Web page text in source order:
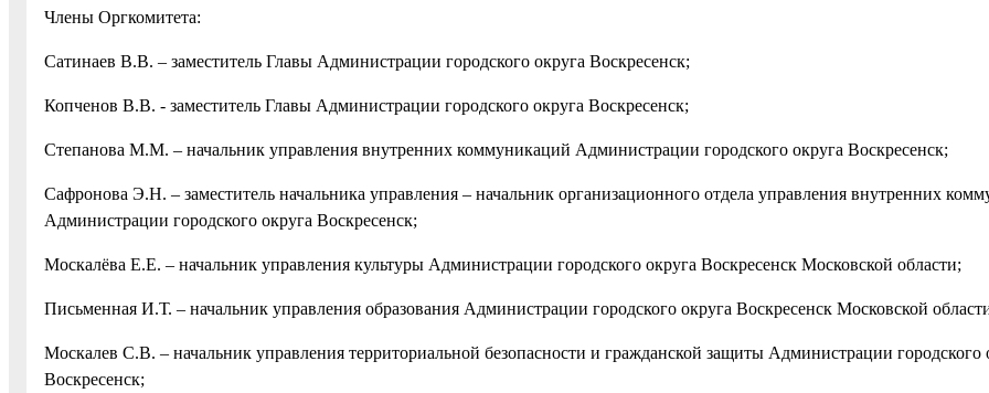
Члены Оргкомитета:
Сатинаев В.В. – заместитель Главы Администрации городского округа Воскресенск;
Копченов В.В. - заместитель Главы Администрации городского округа Воскресенск;
Степанова М.М. – начальник управления внутренних коммуникаций Администрации городского округа Воскресенск;
Сафронова Э.Н. – заместитель начальника управления – начальник организационного отдела управления внутренних
Администрации городского округа Воскресенск;
Москалёва Е.Е. – начальник управления культуры Администрации городского округа Воскресенск Московской области;
Письменная И.Т. – начальник управления образования Администрации городского округа Воскресенск Московской
Москалев С.В. – начальник управления территориальной безопасности и гражданской защиты Администрации городского
Воскресенск;